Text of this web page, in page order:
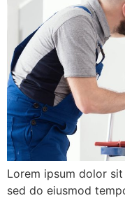
Lorem ipsum dolor
sed do eiusmod